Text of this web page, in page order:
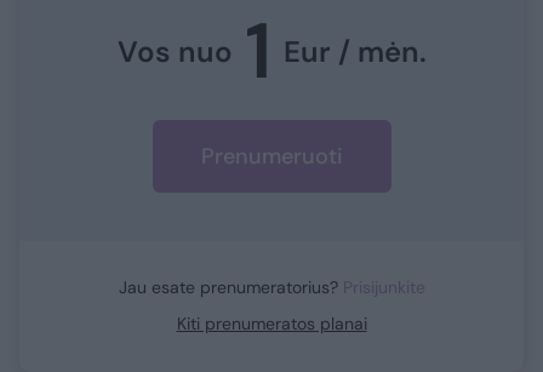
Vos nuo 1 Eur / mėn.
Prenumeruoti
Jau esate prenumeratorius? Prisijunkite
Kiti prenumeratos planai